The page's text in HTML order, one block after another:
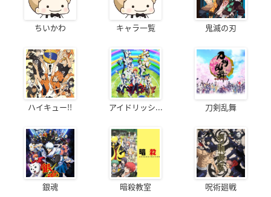
ちいかわ キャラ一覧 鬼滅の刃
ハイキュー!! アイドリッシ... 刀剣乱舞
銀魂 暗殺教室 呪術廻戦